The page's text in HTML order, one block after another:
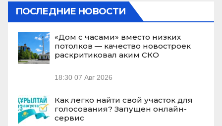
ПОСЛЕДНИЕ НОВОСТИ
«Дом с часами» вместо низких
потолков — качество новостроек
раскритиковал аким СКО
18:30 07 Авг 2026
Как легко найти свой участок для
голосования? Запущен онлайн-
сервис